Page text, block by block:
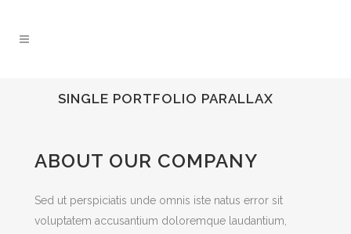
SINGLE PORTFOLIO PARALLAX
ABOUT OUR COMPANY
Sed ut perspiciatis unde omnis iste natus error sit
voluptatem accusantium doloremque laudantium,